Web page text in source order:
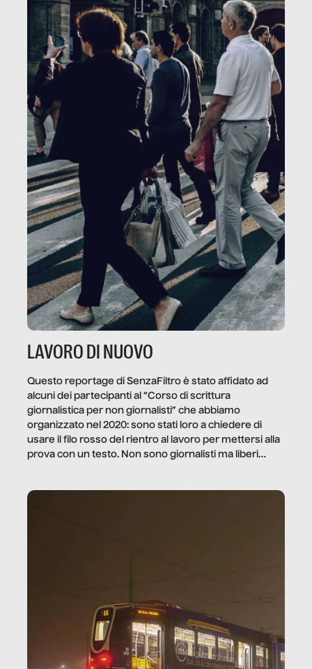
LAVORO DI NUOVO
Questo reportage di SenzaFiltro è stato affidato ad
alcuni dei partecipanti al “Corso di scrittura
giornalistica per non giornalisti” che abbiamo
organizzato nel 2020: sono stati loro a chiedere di
usare il filo rosso del rientro al lavoro per mettersi alla
prova con un testo. Non sono giornalisti ma liberi